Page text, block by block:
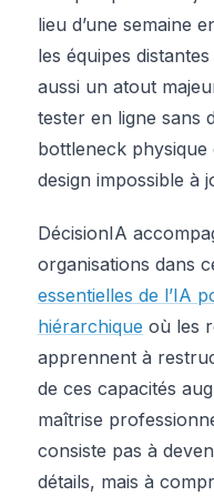
lieu d’une semaine
les équipes
aussi un atout
tester en ligne sans
bottleneck physique
design impossible à
DécisionIA
organisations dans
essentielles de l’IA
hiérarchique où les
apprennent à
de ces capacités
maîtrise
consiste pas à
détails, mais à